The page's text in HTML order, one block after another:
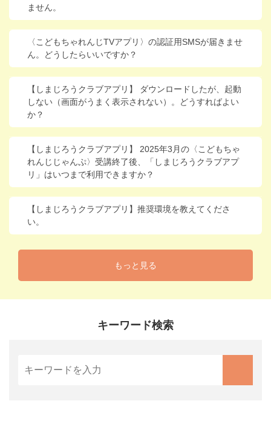
ません。
〈こどもちゃれんじTVアプリ〉の認証用SMSが届きませ
ん。どうしたらいいですか？
【しまじろうクラブアプリ】 ダウンロードしたが、起動
しない（画面がうまく表示されない）。どうすればよい
か？
【しまじろうクラブアプリ】 2025年3月の〈こどもちゃ
れんじじゃんぷ〉受講終了後、「しまじろうクラブアプ
リ」はいつまで利用できますか？
【しまじろうクラブアプリ】推奨環境を教えてくださ
い。
もっと見る
キーワード検索